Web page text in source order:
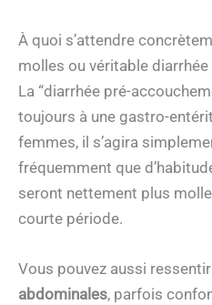
À quoi s’attendre
molles ou véritable diarrhée
La “diarrhée pré-
toujours à une gastro-
femmes, il s’agira
fréquemment que
seront nettement plus
courte période.
Vous pouvez aussi
abdominales, parfois